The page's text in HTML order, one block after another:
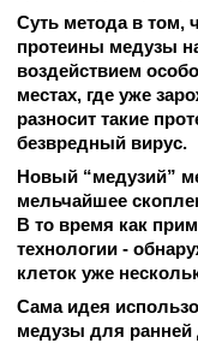
Суть метода в том,
протеины медузы
воздействием
местах, где уже
разносит такие
безвредный вирус.
Новый “медузий”
мельчайшее
В то время как
технологии -
клеток уже
Сама идея
медузы для ранней